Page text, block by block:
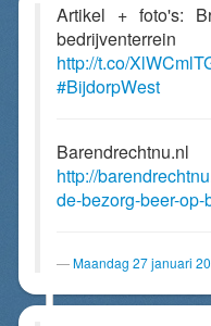
Artikel + foto's:
http://t.co/
#BijdorpWest
Barendrechtnu.nl
http://
de-bezorg-beer-
Maandag 27 januari